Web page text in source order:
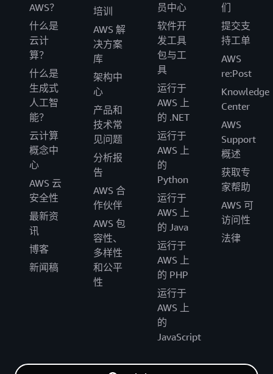
AWS？
什么是
云计
算？
什么是
生成式
人工智
能？
云计算
概念中
心
AWS 云
安全性
最新资
讯
博客
新闻稿
培训
AWS 解
决方案
库
架构中
心
产品和
技术常
见问题
分析报
告
AWS 合
作伙伴
AWS 包
容性、
多样性
和公平
性
员中心
软件开
发工具
包与工
具
运行于
AWS 上
的 .NET
运行于
AWS 上
的
Python
运行于
AWS 上
的 Java
运行于
AWS 上
的 PHP
运行于
AWS 上
的
JavaScript
们
提交支
持工单
AWS
re:Post
Knowledge
Center
AWS
Support
概述
获取专
家帮助
AWS 可
访问性
法律